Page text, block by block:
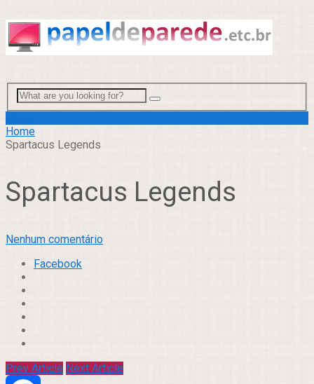
Home
Spartacus Legends
Spartacus Legends
Nenhum comentário
Facebook
Prev Article Next Article